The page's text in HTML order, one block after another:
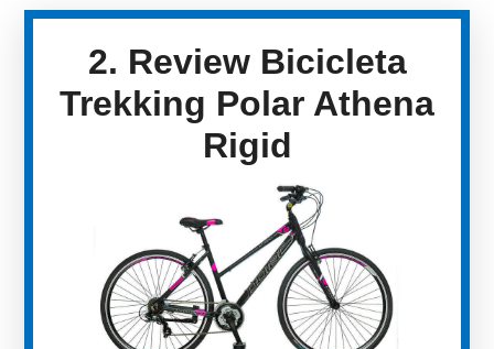
2. Review Bicicleta
Trekking Polar Athena
Rigid